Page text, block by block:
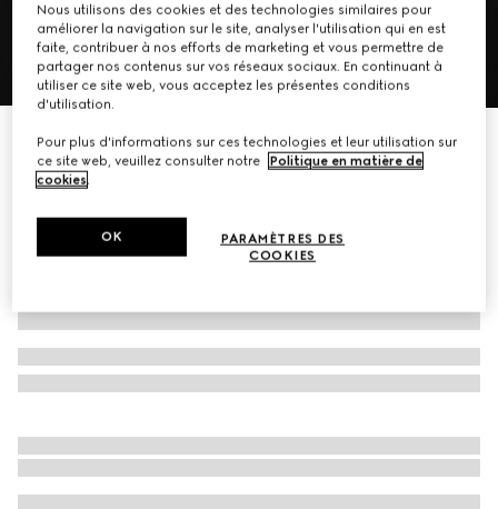
7
Veste zippée en cuir grainé
€ 4.500
Nous utilisons des cookies et des technologies similaires pour
améliorer la navigation sur le site, analyser l'utilisation qui en est
faite, contribuer à nos efforts de marketing et vous permettre de
partager nos contenus sur vos réseaux sociaux. En continuant à
utiliser ce site web, vous acceptez les présentes conditions
d'utilisation.
Pour plus d'informations sur ces technologies et leur utilisation sur
ce site web, veuillez consulter notre
Politique en matière de
cookies.
PARAMÈTRES DES
COOKIES
OK